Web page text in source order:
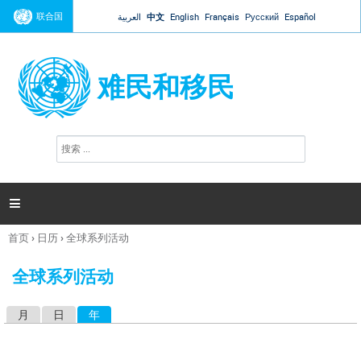
Jump to navigation
联合国 العربية 中文 English Français Русский Español
难民和移民
搜
索

你
这
首页› 日历›全球系列活动
全球系列活动
月 日 年